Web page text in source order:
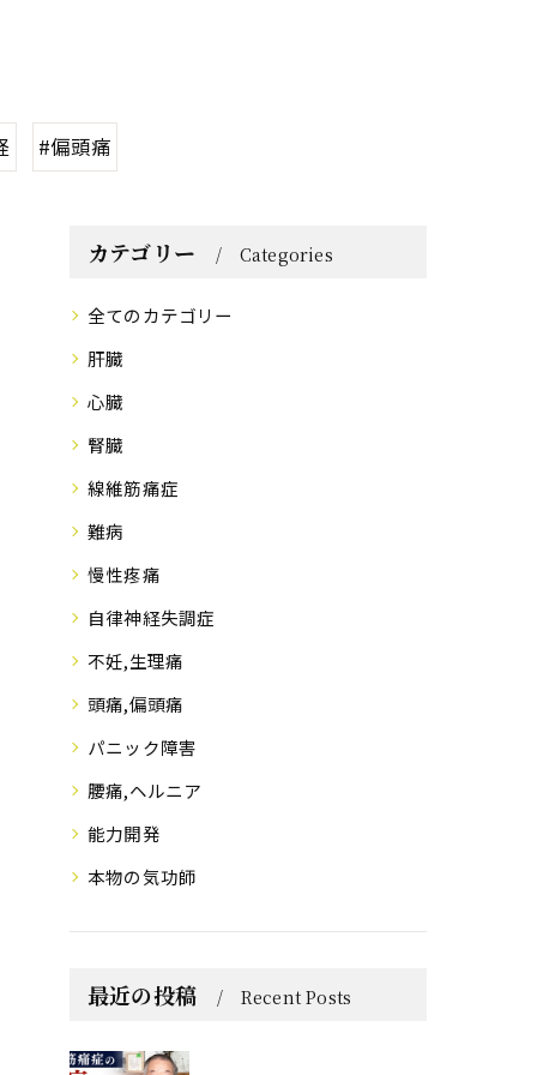
#偏頭痛
カテゴリー Categories
全てのカテゴリー
肝臓
心臓
腎臓
線維筋痛症
難病
慢性疼痛
自律神経失調症
不妊,生理痛
頭痛,偏頭痛
パニック障害
腰痛,ヘルニア
能力開発
本物の気功師
最近の投稿 Recent Posts